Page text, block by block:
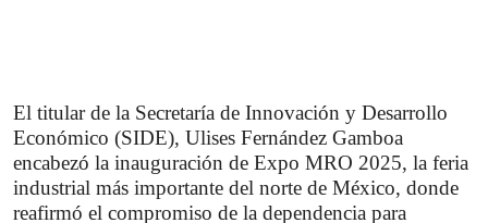
El titular de la Secretaría de Innovación y Desarrollo
Económico (SIDE), Ulises Fernández Gamboa
encabezó la inauguración de Expo MRO 2025, la feria
industrial más importante del norte de México, donde
reafirmó el compromiso de la dependencia para